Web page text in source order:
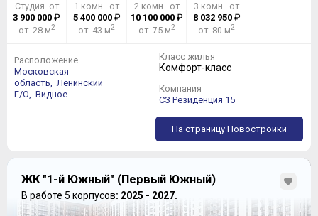
Студия от
3 900 000 ₽
от 28 м2
1 комн. от
5 400 000₽
от 43 м2
2 комн. от
10 100 000₽
от 75 м2
3 комн. от
8 032 950₽
от 80 м2
Расположение
Московская
область, Ленинский
Г/О, Видное
Класс жилья
Комфорт-класс
Компания
СЗ Резиденция 15
На страницу Новостройки
ЖК "1-й Южный" (Первый Южный)
В работе 5 корпусов: 2025 - 2027.